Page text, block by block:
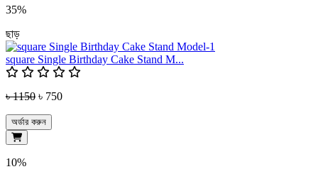
35%
ছাড়
square Single Birthday Cake Stand M...
৳ 1150 ৳ 750
অর্ডার করুন
10%